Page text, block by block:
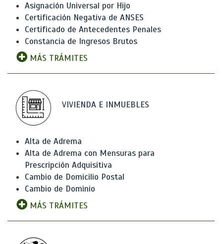
Asignación Universal por Hijo
Certificación Negativa de ANSES
Certificado de Antecedentes Penales
Constancia de Ingresos Brutos
MÁS TRÁMITES
VIVIENDA E INMUEBLES
Alta de Adrema
Alta de Adrema con Mensuras para
Prescripción Adquisitiva
Cambio de Domicilio Postal
Cambio de Dominio
MÁS TRÁMITES